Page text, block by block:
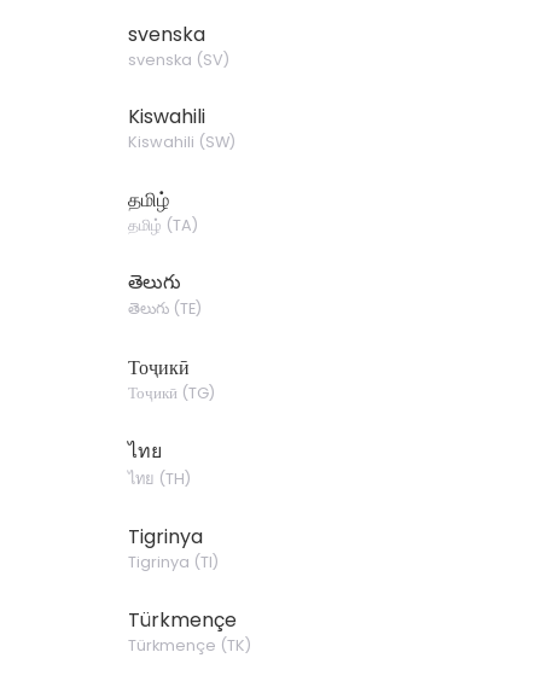
svenska
svenska (SV)
Kiswahili
Kiswahili (SW)
தமிழ்
தமிழ் (TA)
తెలుగు
తెలుగు(TE)
Тоҷикӣ
Тоҷикӣ (TG)
ไทย
ไทย (TH)
Tigrinya
Tigrinya (TI)
Türkmençe
Türkmençe (TK)